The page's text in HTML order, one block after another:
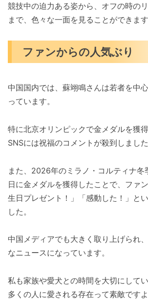
競技中の迫力ある姿から、オフの時の
まで、色々な一面を見ることができます
ファンからの人気ぶり
中国国内では、蘇翊鳴さんは若者を中
っています。
特に北京オリンピックで金メダルを獲
SNSには祝福のコメントが殺到しました
また、2026年のミラノ・コルティナ冬
日に金メダルを獲得したことで、ファ
生日プレゼント！」「感動した！」と
した。
中国メディアでも大きく取り上げられ
なニュースになっています。
私も家族や愛犬との時間を大切にして
多くの人に愛される存在って素敵ですよ